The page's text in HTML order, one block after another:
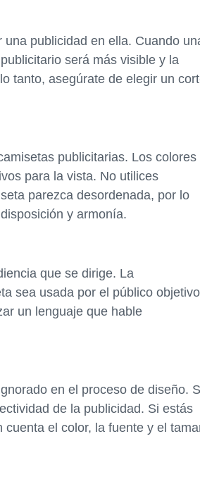
publicidad en ella. Cuando
será más visible y la
tanto, asegúrate de elegir un
publicitarias. Los colores
para la vista. No utilices
parezca desordenada, por lo
y armonía.
que se dirige. La
sea usada por el público
un lenguaje que hable
en el proceso de diseño.
de la publicidad. Si estás
el color, la fuente y el